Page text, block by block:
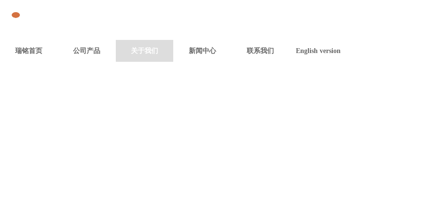
瑞铭首页 公司产品 关于我们 新闻中心 联系我们 English version